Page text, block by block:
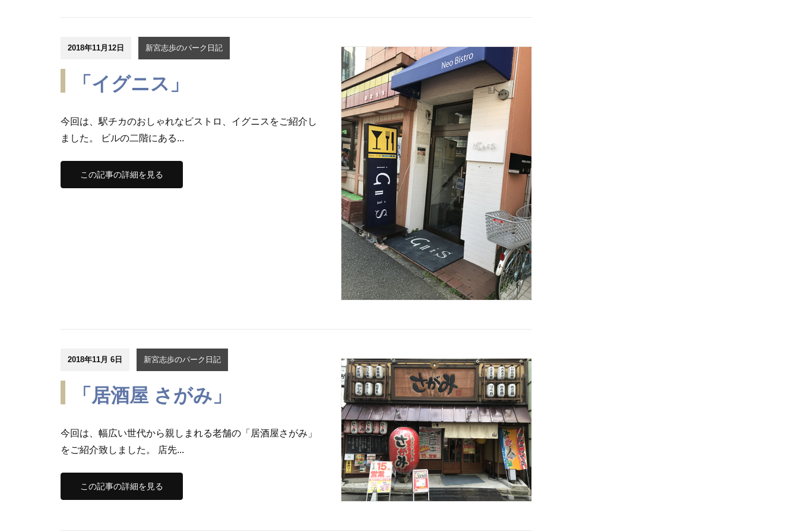
2018年11月12日 新宮志歩のパーク日記
「イグニス」
今回は、駅チカのおしゃれなビストロ、イグニスをご紹介し
ました。 ビルの二階にある...
この記事の詳細を見る
2018年11月 6日 新宮志歩のパーク日記
「居酒屋 さがみ」
今回は、幅広い世代から親しまれる老舗の「居酒屋さがみ」
をご紹介致しました。 店先...
この記事の詳細を見る